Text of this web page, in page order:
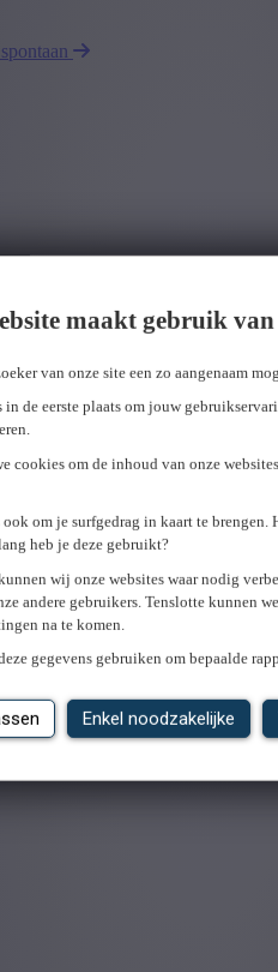
maakt gebruik van
van onze site een zo aangenaam
de eerste plaats om jouw
cookies om de inhoud van onze
om je surfgedrag in kaart te brengen.
heb je deze gebruikt?
wij onze websites waar nodig
andere gebruikers. Tenslotte kunnen
na te komen.
gegevens gebruiken om bepaalde
Enkel noodzakelijke